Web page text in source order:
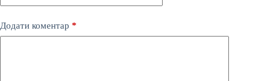
Додати коментар *